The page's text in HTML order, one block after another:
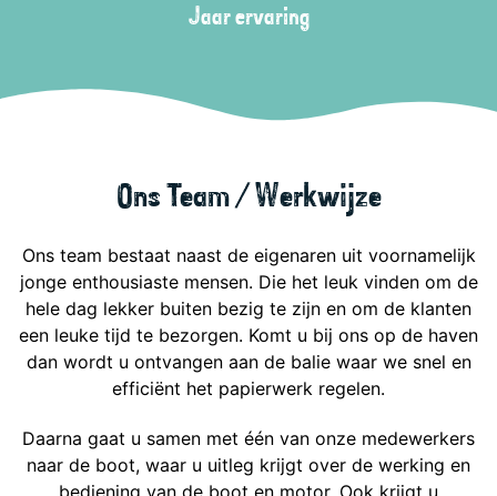
Jaar ervaring
Ons Team / Werkwijze
Ons team bestaat naast de eigenaren uit voornamelijk
jonge enthousiaste mensen. Die het leuk vinden om de
hele dag lekker buiten bezig te zijn en om de klanten
een leuke tijd te bezorgen. Komt u bij ons op de haven
dan wordt u ontvangen aan de balie waar we snel en
efficiënt het papierwerk regelen.
Daarna gaat u samen met één van onze medewerkers
naar de boot, waar u uitleg krijgt over de werking en
bediening van de boot en motor. Ook krijgt u